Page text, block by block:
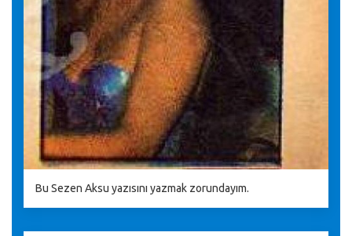
Bu Sezen Aksu yazısını yazmak zorundayım.